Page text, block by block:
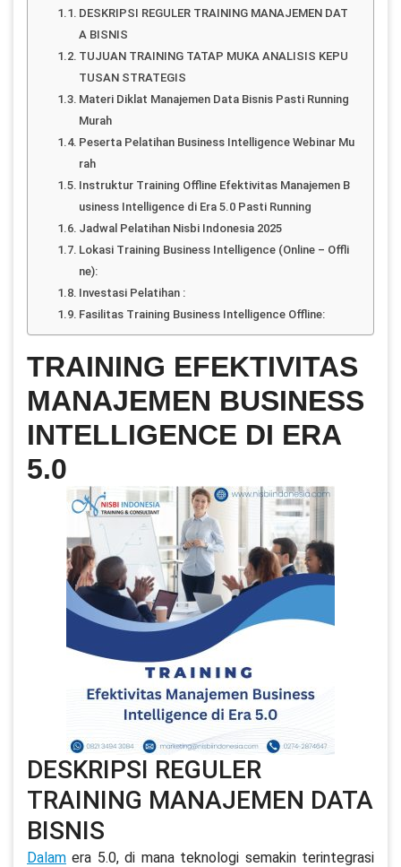
DESKRIPSI REGULER TRAINING MANAJEMEN DAT
A BISNIS
TUJUAN TRAINING TATAP MUKA ANALISIS KEPU
TUSAN STRATEGIS
Materi Diklat Manajemen Data Bisnis Pasti Running
Murah
Peserta Pelatihan Business Intelligence Webinar Mu
rah
Instruktur Training Offline Efektivitas Manajemen B
usiness Intelligence di Era 5.0 Pasti Running
Jadwal Pelatihan Nisbi Indonesia 2025
Lokasi Training Business Intelligence (Online – Offli
ne):
Investasi Pelatihan :
Fasilitas Training Business Intelligence Offline:
TRAINING EFEKTIVITAS
MANAJEMEN BUSINESS
INTELLIGENCE DI ERA
5.0
DESKRIPSI REGULER
TRAINING MANAJEMEN DATA
BISNIS
Dalam era 5.0, di mana teknologi semakin terintegrasi